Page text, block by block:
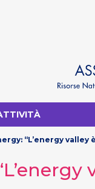
“L’energy